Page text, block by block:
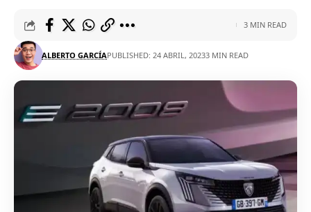
ALBERTO GARCÍAPUBLISHED: 24 ABRIL, 20233 MIN READ
3 MIN READ